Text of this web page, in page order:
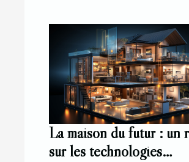
La maison du futur : un
sur les technologies